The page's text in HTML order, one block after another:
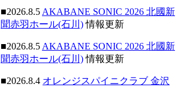
■2026.8.5 AKABANE SONIC 2026 北國新
聞赤羽ホール(石川)情報更新
■2026.8.5 AKABANE SONIC 2026 北國新
聞赤羽ホール(石川)情報更新
■2026.8.4 オレンジスパイニクラブ 金沢